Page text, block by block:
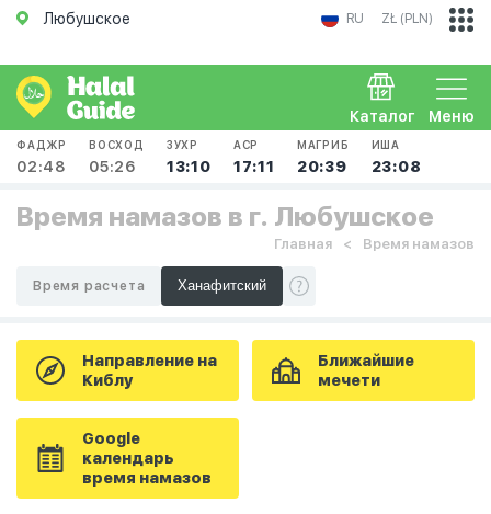
Любушское RU ZŁ (PLN)
Меню
Каталог
ФАДЖР
02:48
ВОСХОД
05:26
ЗУХР
13:10
АСР
17:11
МАГРИБ
20:39
ИША
23:08
Время намазов в г. Любушское
Главная Время намазов
Время расчета
Направление на
Киблу
Ближайшие
мечети
Google
календарь
время намазов